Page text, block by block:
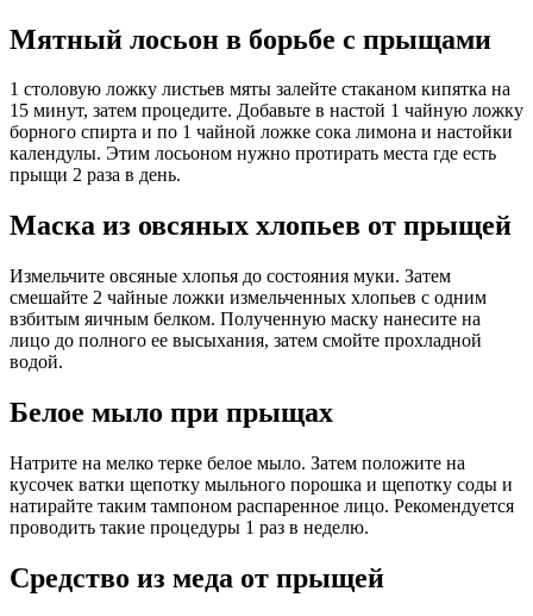
Мятный лосьон в борьбе с прыщами
1 столовую ложку листьев мяты залейте стаканом кипятка на
15 минут, затем процедите. Добавьте в настой 1 чайную ложку
борного спирта и по 1 чайной ложке сока лимона и настойки
календулы. Этим лосьоном нужно протирать места где есть
прыщи 2 раза в день.
Маска из овсяных хлопьев от прыщей
Измельчите овсяные хлопья до состояния муки. Затем
смешайте 2 чайные ложки измельченных хлопьев с одним
взбитым яичным белком. Полученную маску нанесите на
лицо до полного ее высыхания, затем смойте прохладной
водой.
Белое мыло при прыщах
Натрите на мелко терке белое мыло. Затем положите на
кусочек ватки щепотку мыльного порошка и щепотку соды и
натирайте таким тампоном распаренное лицо. Рекомендуется
проводить такие процедуры 1 раз в неделю.
Средство из меда от прыщей